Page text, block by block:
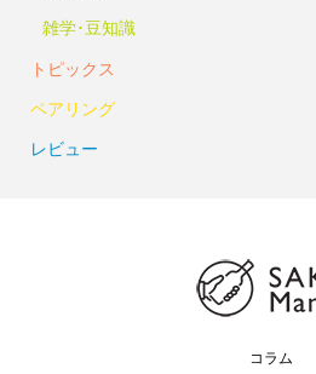
雑学･豆知識
トピックス
ペアリング
レビュー
コラム